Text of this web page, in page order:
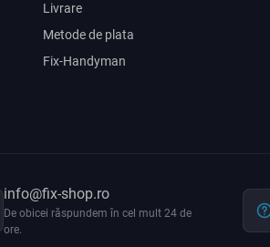
Livrare
Metode de plata
Fix-Handyman
info@fix-shop.ro
De obicei răspundem în cel mult 24 de
ore.